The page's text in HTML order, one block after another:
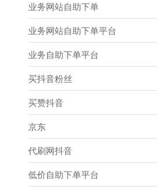
业务网站自助下单
业务网站自助下单平台
业务自助下单平台
买抖音粉丝
买赞抖音
京东
代刷网抖音
低价自助下单平台